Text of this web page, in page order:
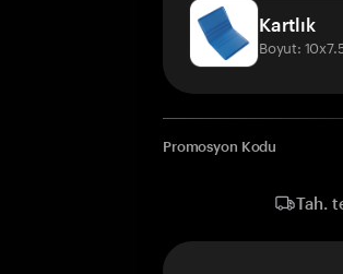
Kartlık
Boyut:
Promosyon Kodu
Tah.